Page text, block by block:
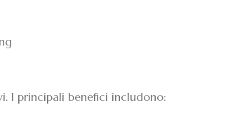
I principali benefici includono: